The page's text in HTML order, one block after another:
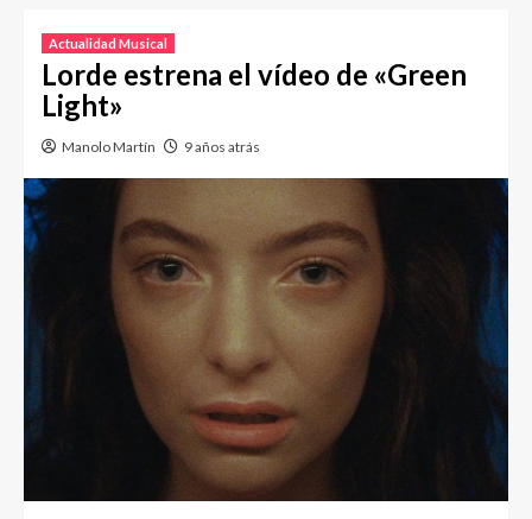
Actualidad Musical
Lorde estrena el vídeo de «Green
Light»
Manolo Martín 9 años atrás